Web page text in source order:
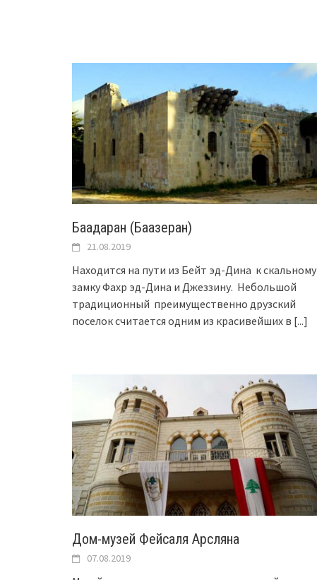
Баадаран (Баазеран)
21.08.2019
Находится на пути из Бейт эд-Дина к скальному
замку Фахр эд-Дина и Джеззину. Небольшой
традиционный преимущественно друзский
поселок считается одним из красивейших в [...]
Дом-музей Фейсаля Арсляна
07.08.2019